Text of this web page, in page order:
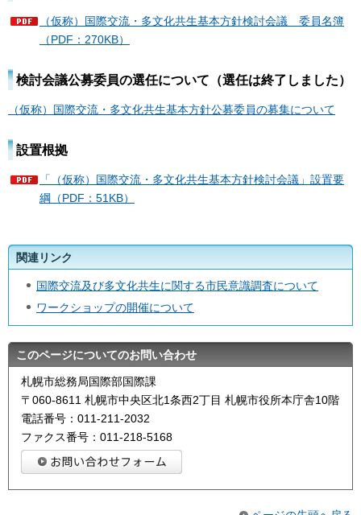
（仮称）国際交流・多文化共生基本方針検討会議 委員名簿
（PDF：270KB）
検討会議公募委員の選任について（選任は終了しました）
（仮称）国際交流・多文化共生基本方針公募委員の募集について
設置根拠
「（仮称）国際交流・多文化共生基本方針検討会議」設置要
綱（PDF：51KB）
関連リンク
国際交流及び多文化共生に関する市民意識調査について
ワークショップの開催について
このページについてのお問い合わせ
札幌市総務局国際部国際課
〒060-8611 札幌市中央区北1条西2丁目 札幌市役所本庁舎10階
電話番号：011-211-2032
ファクス番号：011-218-5168